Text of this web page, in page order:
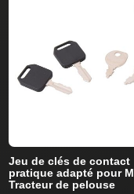
Jeu de clés de contact
pratique adapté pour
Tracteur de pelouse